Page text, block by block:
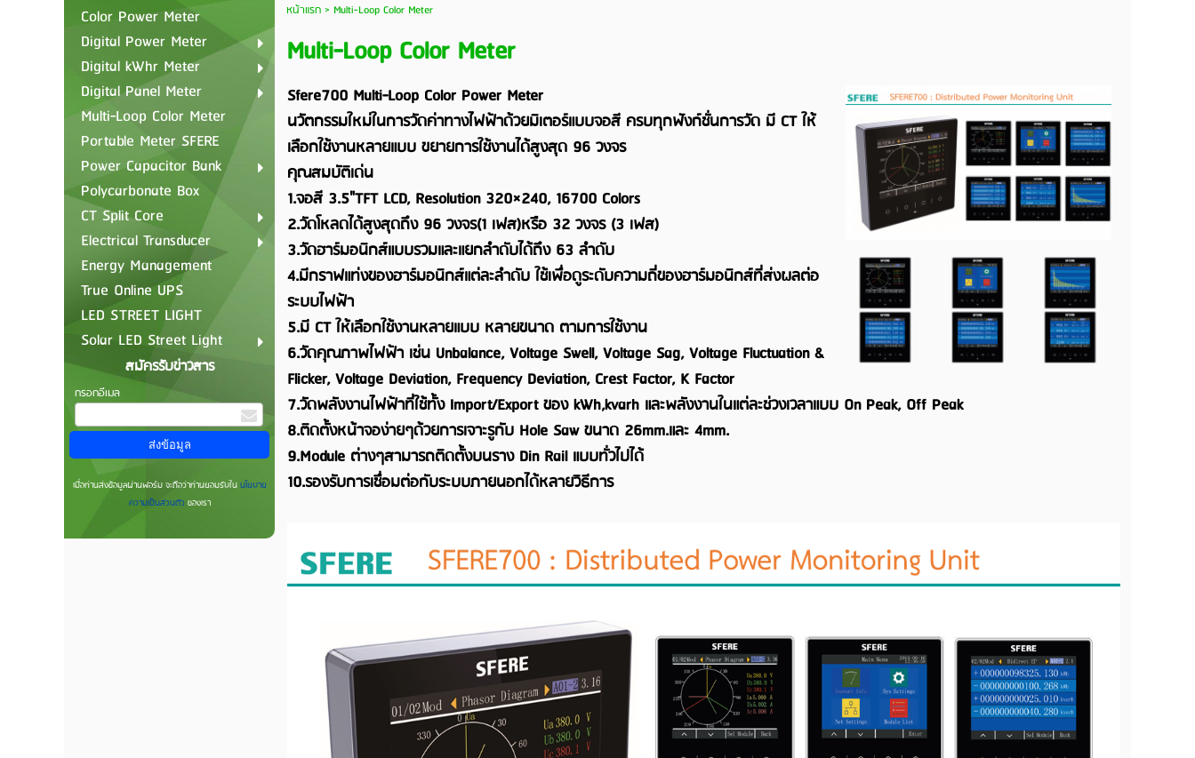
Color Power Meter
Digital Power Meter
Digital kWhr Meter
Digital Panel Meter
Multi-Loop Color Meter
Portable Meter SFERE
Power Capacitor Bank
Polycarbonate Box
CT Split Core
Electrical Transducer
Energy Management
True Online UPS
LED STREET LIGHT
Solar LED Street Light
สมัครรับข่าวสาร
กรอกอีเมล
เมื่อท่านส่งข้อมูลผ่านฟอร์ม จะถือว่าท่านยอมรับในนโยบาย
ความเป็นส่วนตัวของเรา
หน้าแรก> Multi-Loop Color Meter
Multi-Loop Color Meter
Sfere700 Multi-Loop Color Power Meter
นวัตกรรมใหม่ในการวัดค่าทางไฟฟ้าด้วยมิเตอร์แบบจอสี ครบทุกฟังก์ชั่นการวัด มี CT ให้
เลือกใช้งานหลายแบบ ขยายการใช้งานได้สูงสุด 96 วงจร
คุณสมบัติเด่น
1.จอสี 3.5"TFT LCD, Resolution 320×240, 16700 Colors
2.วัดโหลดได้สูงสุดถึง 96 วงจร(1 เฟส)หรือ 32 วงจร (3 เฟส)
3.วัดฮาร์มอนิกส์แบบรวมและแยกลำดับได้ถึง 63 ลำดับ
4.มีกราฟแท่งของฮาร์มอนิกส์แต่ละลำดับ ใช้เพื่อดูระดับความถี่ของฮาร์มอนิกส์ที่ส่งผลต่อ
ระบบไฟฟ้า
5.มี CT ให้เลือกใช้งานหลายแบบ หลายขนาด ตามการใช้งาน
6.วัดคุณภาพไฟฟ้า เช่น Unbalance, Voltage Swell, Voltage Sag, Voltage Fluctuation &
Flicker, Voltage Deviation, Frequency Deviation, Crest Factor, K Factor
7.วัดพลังงานไฟฟ้าที่ใช้ทั้ง Import/Export ของ kWh,kvarh และพลังงานในแต่ละช่วงเวลาแบบ On Peak, Off Peak
8.ติดตั้งหน้าจอง่ายๆด้วยการเจาะรูกับ Hole Saw ขนาด 26mm.และ 4mm.
9.Module ต่างๆสามารถติดตั้งบนราง Din Rail แบบทั่วไปได้
10.รองรับการเชื่อมต่อกับระบบภายนอกได้หลายวิธีการ